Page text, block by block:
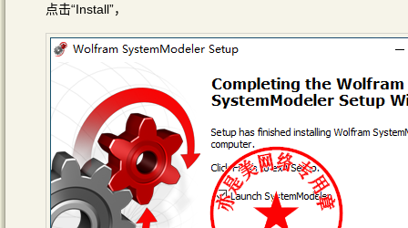
点击“Install”，